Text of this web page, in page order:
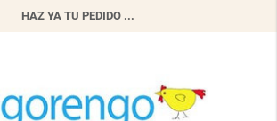
HAZ YA TU PEDIDO ...